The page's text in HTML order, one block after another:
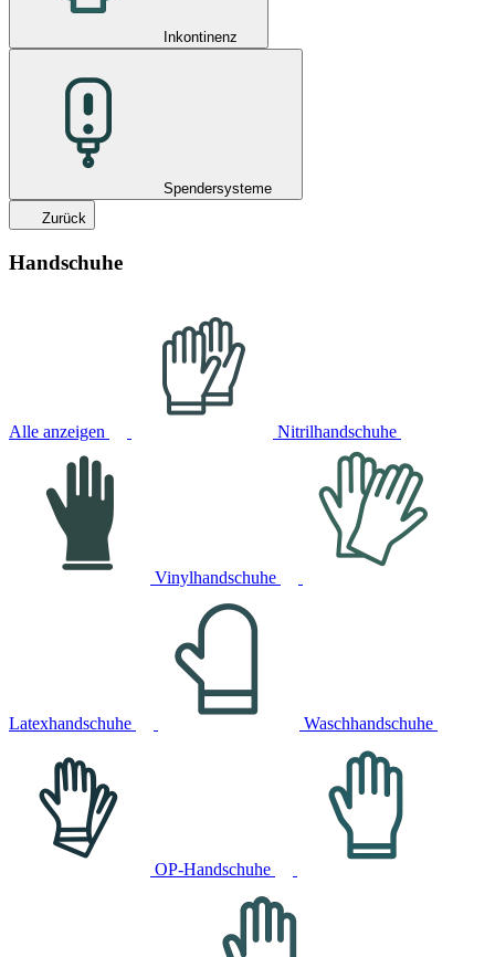
Inkontinenz
Spendersysteme
Zurück
Handschuhe
Alle anzeigen Nitrilhandschuhe
Vinylhandschuhe
Latexhandschuhe Waschhandschuhe
OP-Handschuhe